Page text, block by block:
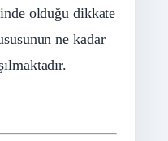
olduğu dikkate
ne kadar